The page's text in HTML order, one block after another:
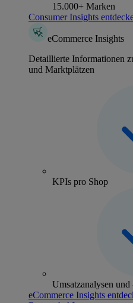
15.000+ Marken
Consumer Insights
eCommerce Insights
Detaillierte Informationen
und Marktplätzen
KPIs pro Shop
Umsatzanalysen und
eCommerce Insights